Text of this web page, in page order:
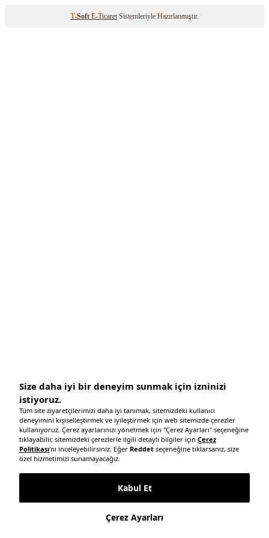
T-Soft E-Ticaret Sistemleriyle Hazırlanmıştır.